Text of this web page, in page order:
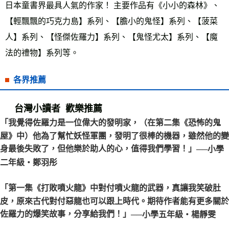
日本童書界最具人氣的作家！ 主要作品有《小小的森林》、
【輕飄飄的巧克力島】系列、【膽小的鬼怪】系列、【菠菜
人】系列、【怪傑佐羅力】系列、【鬼怪尤太】系列、【魔
法的禮物】系列等。
各界推薦
台灣小讀者 歡樂推薦
「我覺得佐羅力是一位偉大的發明家，（在第二集《恐怖的鬼
屋》中）他為了幫忙妖怪軍團，發明了很棒的機器，雖然他的變
身最後失敗了，但他樂於助人的心，值得我們學習！」 ──小學
二年級‧鄭羽彤
「第一集《打敗噴火龍》中對付噴火龍的武器，真讓我笑破肚
皮，原來古代對付惡龍也可以跟上時代。期待作者能有更多關於
佐羅力的爆笑故事，分享給我們！」 ──小學五年級‧楊靜雯